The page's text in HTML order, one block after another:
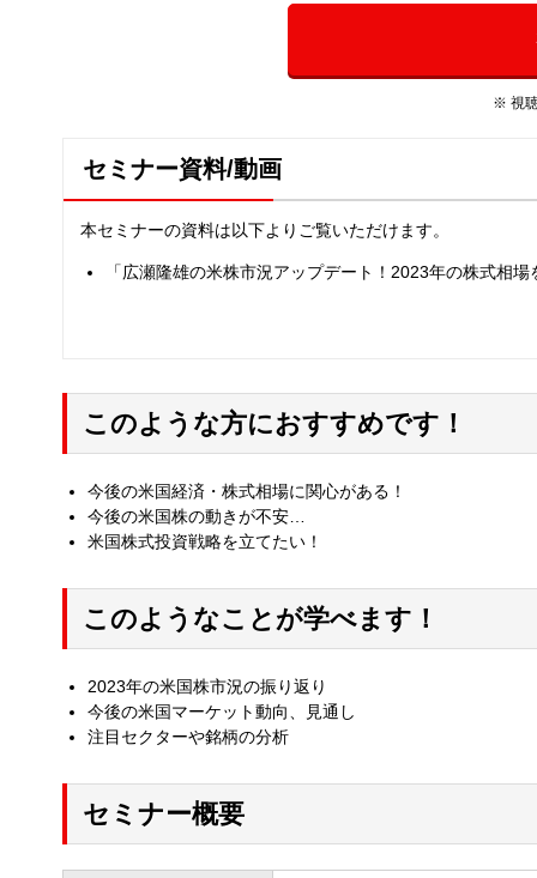
※ 視
セミナー資料/動画
本セミナーの資料は以下よりご覧いただけます。
「広瀬隆雄の米株市況アップデート！2023年の株式相場
このような方におすすめです！
今後の米国経済・株式相場に関心がある！
今後の米国株の動きが不安…
米国株式投資戦略を立てたい！
このようなことが学べます！
2023年の米国株市況の振り返り
今後の米国マーケット動向、見通し
注目セクターや銘柄の分析
セミナー概要